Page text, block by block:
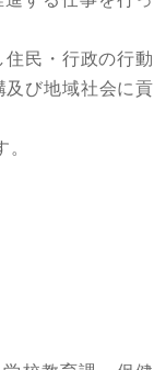
民・行政の行動
び地域社会に貢